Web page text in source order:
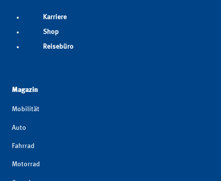
Karriere
Shop
Reisebüro
Magazin
Mobilität
Auto
Fahrrad
Motorrad